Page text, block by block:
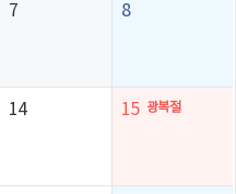
7 8
14 광복절
15